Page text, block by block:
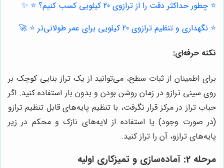
⭐️ چطور حداکثر دقت را از ترازوی 20 کیلویی کسب کنیم؟ ⭐️ ✨
⭐️ نگهداری و تنظیم ترازوی 20 کیلویی برای عمر طولانی‌تر ⭐️ 🚀
نکته حرفه‌ای:
برای اطمینان از ثبات سطح، می‌توانید از یک تراز بنایی کوچک بر
روی سینی ترازو در زمان روشن بودن و بدون بار استفاده کنید. اگر
حباب تراز در مرکز قرار نگرفت، با تنظیم پایه‌های قابل تنظیم ترازو
(در صورت وجود) یا استفاده از لایه‌های نازک و محکم در زیر
پایه‌های ترازو، آن را تراز کنید.
مرحله 2: آماده‌سازی و تمیزکاری اولیه